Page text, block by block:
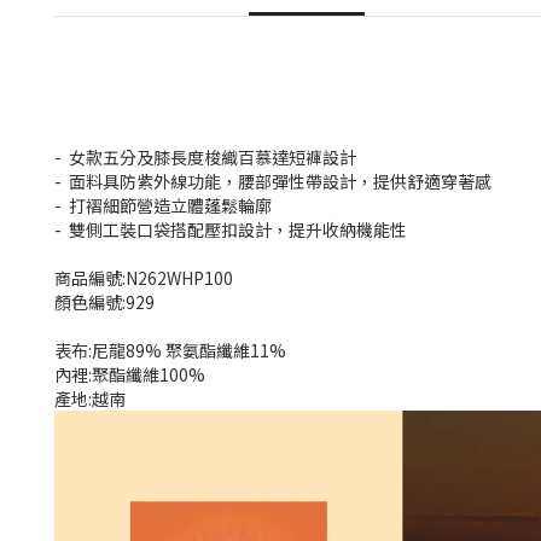
- 女款五分及膝長度梭織百慕達短褲設計
- 面料具防紫外線功能，腰部彈性帶設計，提供舒適穿著感
- 打褶細節營造立體蓬鬆輪廓
- 雙側工裝口袋搭配壓扣設計，提升收納機能性
商品編號:N262WHP100
顏色編號:929
表布:尼龍89% 聚氨酯纖維11%
內裡:聚酯纖維100%
產地:越南